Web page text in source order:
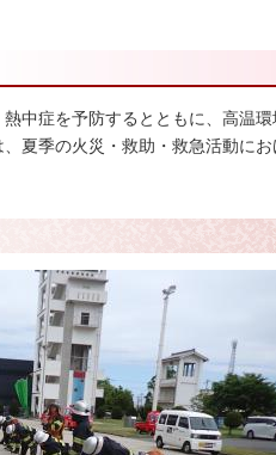
中症を予防するとともに、高温
夏季の火災・救助・救急活動に